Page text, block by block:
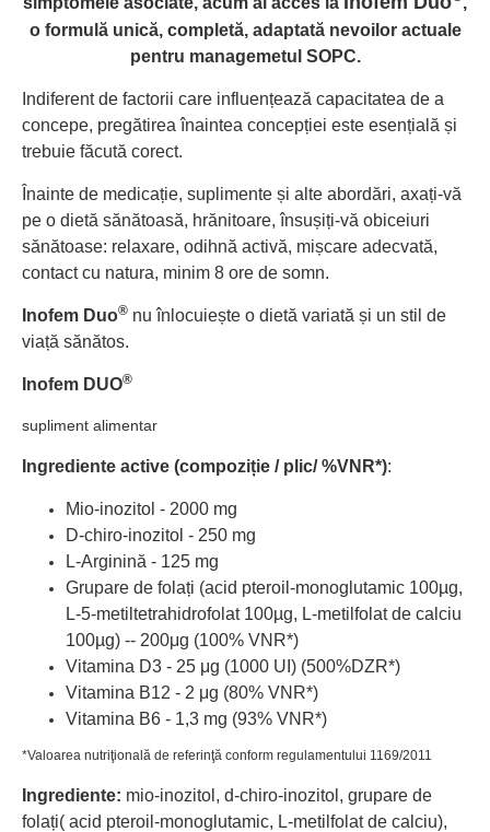
o formulă unică, completă, adaptată nevoilor actuale
pentru managemetul SOPC.
Indiferent de factorii care influențează capacitatea de a
concepe, pregătirea înaintea concepției este esențială și
trebuie făcută corect.
Înainte de medicație, suplimente și alte abordări, axați-vă
pe o dietă sănătoasă, hrănitoare, însușiți-vă obiceiuri
sănătoase: relaxare, odihnă activă, mișcare adecvată,
contact cu natura, minim 8 ore de somn.
Inofem Duo® nu înlocuiește o dietă variată și un stil de
viață sănătos.
Inofem DUO®
supliment alimentar
Ingrediente active (compoziție / plic/ %VNR*):
Mio-inozitol - 2000 mg
D-chiro-inozitol - 250 mg
L-Arginină - 125 mg
Grupare de folați (acid pteroil-monoglutamic 100µg,
L-5-metiltetrahidrofolat 100µg, L-metilfolat de calciu
100µg) -- 200μg (100% VNR*)
Vitamina D3 - 25 μg (1000 UI) (500%DZR*)
Vitamina B12 - 2 μg (80% VNR*)
Vitamina B6 - 1,3 mg (93% VNR*)
*Valoarea nutriţională de referinţă conform regulamentului 1169/2011
Ingrediente: mio-inozitol, d-chiro-inozitol, grupare de
folați( acid pteroil-monoglutamic, L-metilfolat de calciu),